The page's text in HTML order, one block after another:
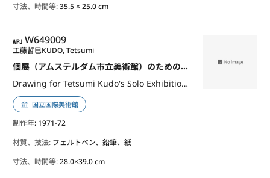
寸法、時間等:35.5 × 25.0 cm
APJ
W649009
個展（アムステルダム市立美術館）のためのドローイング （古い）家族の部屋
Drawing for Tetsumi Kudo's Solo Exhibition (Stedelijk Museum Amsterdam) - (Old) Family's Room
工藤哲巳KUDO, Tetsumi
国立国際美術館
制作年: 1971-72
材質、技法: フェルトペン、鉛筆、紙
寸法、時間等:28.0×39.0 cm